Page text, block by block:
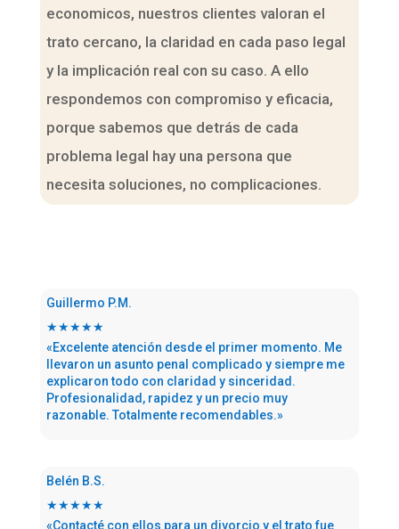
economicos, nuestros clientes valoran el
trato cercano, la claridad en cada paso legal
y la implicación real con su caso. A ello
respondemos con compromiso y eficacia,
porque sabemos que detrás de cada
problema legal hay una persona que
necesita soluciones, no complicaciones.
Guillermo P.M.
★★★★★
«Excelente atención desde el primer momento. Me
llevaron un asunto penal complicado y siempre me
explicaron todo con claridad y sinceridad.
Profesionalidad, rapidez y un precio muy
razonable. Totalmente recomendables.»
Belén B.S.
★★★★★
«Contacté con ellos para un divorcio y el trato fue